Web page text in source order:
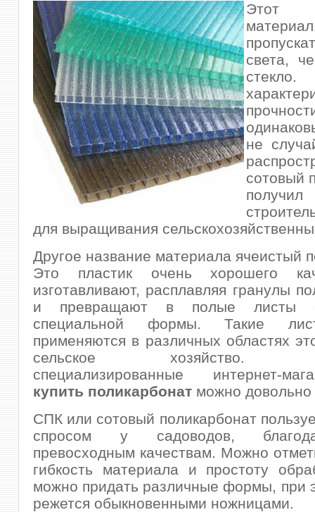
Этот
света,
не
сотовый
для выращивания
Другое название материала ячеистый
Это пластик очень хорошего
изготавливают, расплавляя гранулы
и превращают в полые листы
специальной формы. Такие
применяются в различных областях
сельское хозяйство.
специализированные интернет-
купить поликарбонат можно довольно
СПК или сотовый поликарбонат
спросом у садоводов,
превосходным качествам. Можно
гибкость материала и простоту
можно придать различные формы, при
режется обыкновенными ножницами.